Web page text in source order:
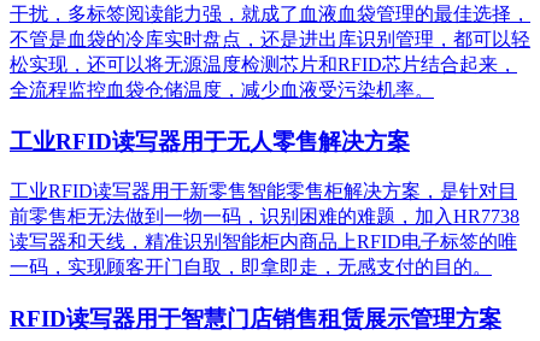
干扰，多标签阅读能力强，就成了血液血袋管理的最佳选择，
不管是血袋的冷库实时盘点，还是进出库识别管理，都可以轻
松实现，还可以将无源温度检测芯片和RFID芯片结合起来，
全流程监控血袋仓储温度，减少血液受污染机率。
工业RFID读写器用于无人零售解决方案
工业RFID读写器用于新零售智能零售柜解决方案，是针对目
前零售柜无法做到一物一码，识别困难的难题，加入HR7738
读写器和天线，精准识别​智能柜内商品上RFID电子标签的唯
一码，实现顾客开门自取，即拿即走，无感支付的目的。
RFID读写器用于智慧门店销售租赁展示管理方案